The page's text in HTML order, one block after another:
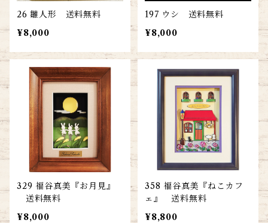
26 雛人形 送料無料
¥8,000
197 ウシ 送料無料
¥8,000
329 福谷真美『お月見』
送料無料
¥8,000
358 福谷真美『ねこカフ
ェ』 送料無料
¥8,800